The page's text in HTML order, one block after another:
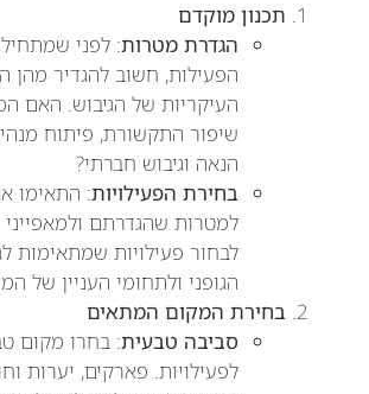
תכנון מוקדם
הגדרת מטרות: לפני
הפעילות, חשוב להגדיר מהן
העיקריות של הגיבוש. האם
שיפור התקשורת, פיתוח
הנאה וגיבוש חברתי?
בחירת הפעילויות: התאימו
למטרות שהגדרתם
לבחור פעילויות שמתאימות
הגופני ולתחומי העניין של
בחירת המקום המתאים
סביבה טבעית: בחרו מקום
לפעילויות. פארקים, יערות